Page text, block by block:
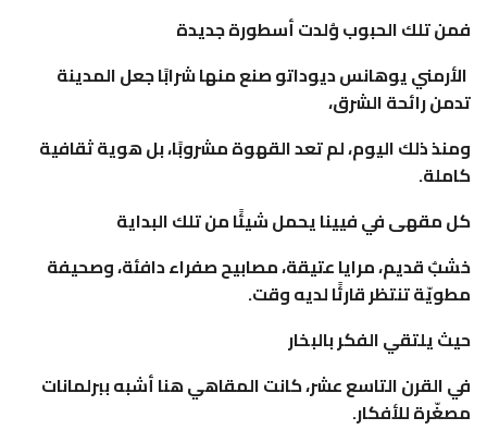
فمن تلك الحبوب وُلدت أسطورة جديدة
الأرمني يوهانس ديوداتو صنع منها شرابًا جعل المدينة
تدمن رائحة الشرق،
ومنذ ذلك اليوم، لم تعد القهوة مشروبًا، بل هوية ثقافية
كاملة.
كل مقهى في فيينا يحمل شيئًا من تلك البداية
خشبٌ قديم، مرايا عتيقة، مصابيح صفراء دافئة، وصحيفة
مطويّة تنتظر قارئًا لديه وقت.
حيث يلتقي الفكر بالبخار
في القرن التاسع عشر، كانت المقاهي هنا أشبه ببرلمانات
مصغّرة للأفكار.